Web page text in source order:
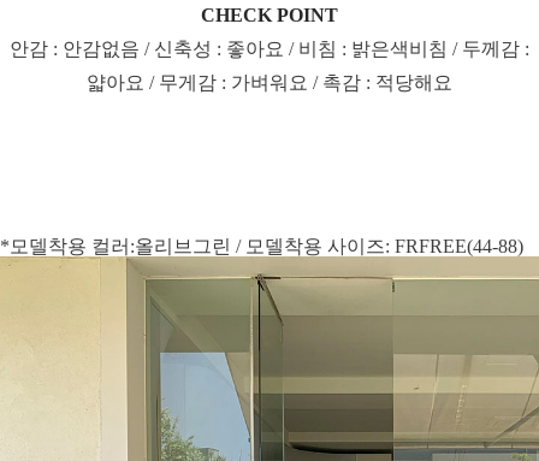
CHECK POINT
안감 : 안감없음 / 신축성 : 좋아요 / 비침 : 밝은색비침 / 두께감 :
얇아요 / 무게감 : 가벼워요 / 촉감 : 적당해요
*모델착용 컬러:올리브그린 / 모델착용 사이즈: FRFREE(44-88)